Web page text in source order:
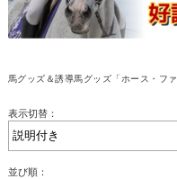
馬グッズ＆誘導馬グッズ「ホース・ファ
表示切替：
並び順：